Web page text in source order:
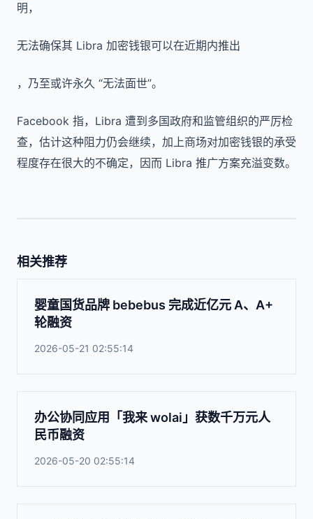
明，
无法确保其 Libra 加密钱银可以在近期内推出
，乃至或许永久 “无法面世”。
Facebook 指，Libra 遭到多国政府和监管组织的严厉检
查，估计这种阻力仍会继续，加上商场对加密钱银的承受
程度存在很大的不确定，因而 Libra 推广方案充溢变数。
相关推荐
婴童国货品牌 bebebus 完成近亿元 A、A+
轮融资
2026-05-21 02:55:14
办公协同应用「我来 wolai」获数千万元人
民币融资
2026-05-20 02:55:14